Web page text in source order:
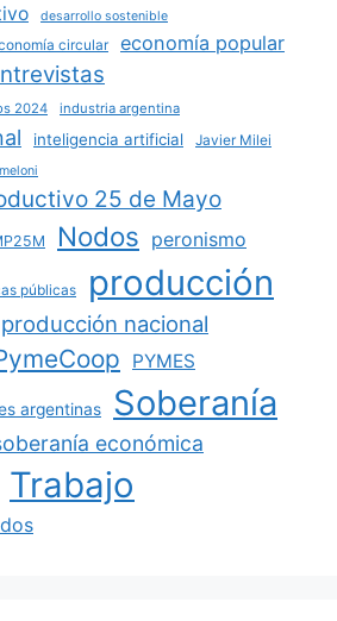
desarrollo sostenible
circular economía popular
2024 industria argentina
inteligencia artificial Javier Milei
25 de Mayo
Nodos peronismo
públicas producción
producción nacional
PYMES
argentinas Soberanía
económica
Trabajo